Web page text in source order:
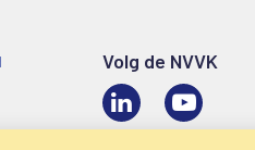
Volg de NVVK
LinkedIn